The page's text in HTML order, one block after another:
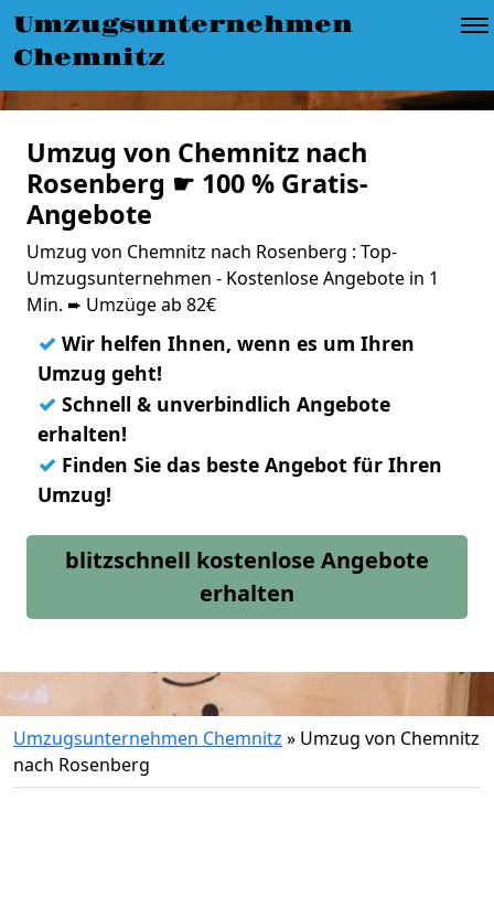
Umzugsunternehmen
Chemnitz
Umzug von Chemnitz nach
Rosenberg ☛ 100 % Gratis-
Angebote
Umzug von Chemnitz nach Rosenberg : Top-
Umzugsunternehmen - Kostenlose Angebote in 1
Min. ➨ Umzüge ab 82€
✓ Wir helfen Ihnen, wenn es um Ihren
Umzug geht!
✓ Schnell & unverbindlich Angebote
erhalten!
✓ Finden Sie das beste Angebot für Ihren
Umzug!
blitzschnell kostenlose Angebote
erhalten
Umzugsunternehmen Chemnitz » Umzug von Chemnitz
nach Rosenberg